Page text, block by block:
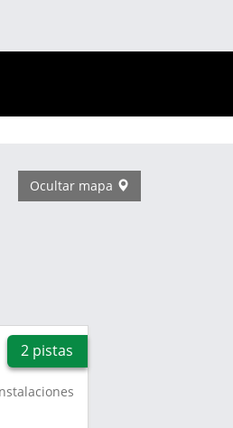
Ocultar mapa
2 pistas